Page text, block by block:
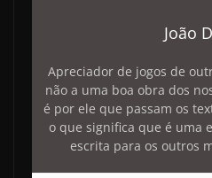
João
Apreciador de jogos de
não a uma boa obra dos
é por ele que passam os
o que significa que é uma
escrita para os outros